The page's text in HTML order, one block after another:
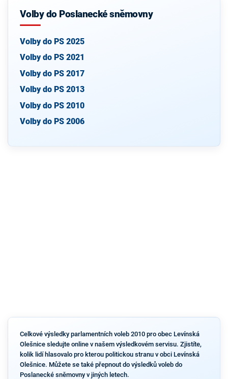
Volby do Poslanecké sněmovny
Volby do PS 2025
Volby do PS 2021
Volby do PS 2017
Volby do PS 2013
Volby do PS 2010
Volby do PS 2006
Celkové výsledky parlamentních voleb 2010 pro obec Levínská
Olešnice sledujte online v našem výsledkovém servisu. Zjistíte,
kolik lidí hlasovalo pro kterou politickou stranu v obci Levínská
Olešnice. Můžete se také přepnout do výsledků voleb do
Poslanecké sněmovny v jiných letech.